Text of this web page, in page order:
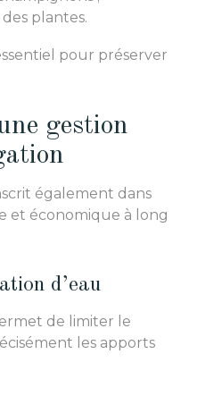
plantes.
pour préserver
gestion
également dans
et économique à long
d’eau
de limiter le
les apports